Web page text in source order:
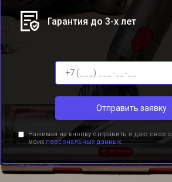
Гарантия до 3-х лет
Отправить заявку
Нажимая на кнопку отправить я даю свое
моих персональных данных.